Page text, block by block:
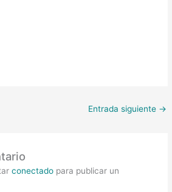
Entrada siguiente →
conectadopara publicar un